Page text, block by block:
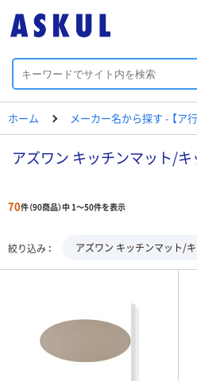
ホーム メーカー名から探す - 【ア行
アズワン キッチンマット/
70件（90商品）中 1～50件を表示
絞り込み アズワン キッチンマット/